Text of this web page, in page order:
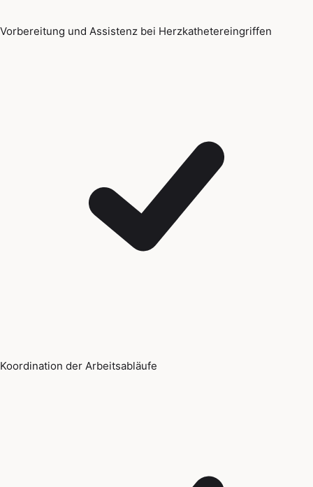
Vorbereitung und Assistenz bei Herzkathetereingriffen
Koordination der Arbeitsabläufe